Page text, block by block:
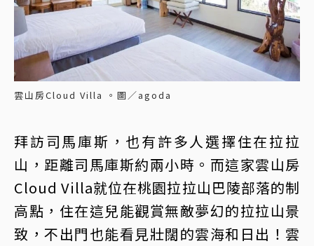
雲山房Cloud Villa 。圖／agoda
拜訪司馬庫斯，也有許多人選擇住在拉拉
山，距離司馬庫斯約兩小時。而這家雲山房
Cloud Villa就位在桃園拉拉山巴陵部落的制
高點，住在這兒能觀賞無敵夢幻的拉拉山景
致，不出門也能看見壯闊的雲海和日出！雲